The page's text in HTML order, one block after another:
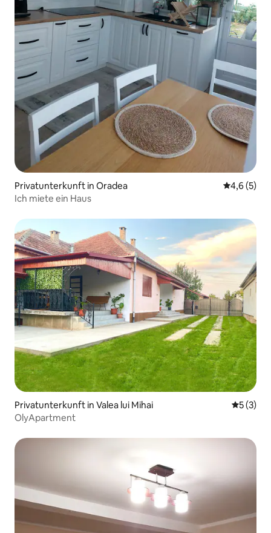
Privatunterkunft in Oradea
4,6 (5)
Ich miete ein Haus
Privatunterkunft in Valea lui Mihai
5 (3)
OlyApartment